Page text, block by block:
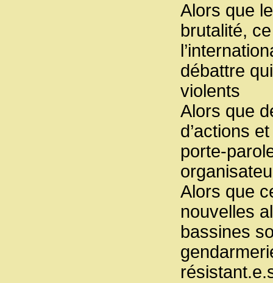
Alors que
brutalité,
débattre
violents
Alors que
d’actions
porte-
Alors que
nouvelles
bassines